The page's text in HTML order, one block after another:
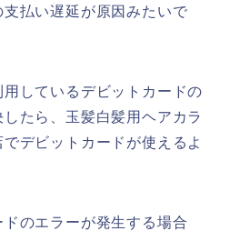
払い遅延が原因みたいで
しているデビットカードの
たら、玉髪白髪用ヘアカラ
デビットカードが使えるよ
のエラーが発生する場合